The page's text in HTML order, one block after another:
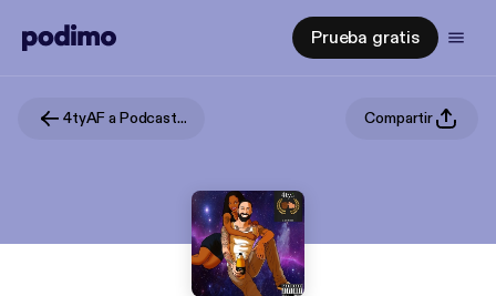
Prueba gratis
4tyAF a Podcast... Compartir